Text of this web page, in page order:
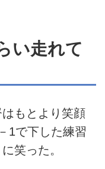
い走れて
もとより笑顔
1で下した練習
笑った。